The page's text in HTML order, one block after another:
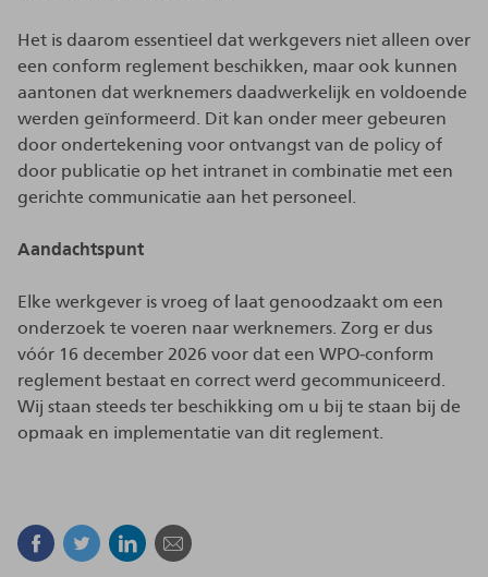
Het is daarom essentieel dat werkgevers niet alleen over
een conform reglement beschikken, maar ook kunnen
aantonen dat werknemers daadwerkelijk en voldoende
werden geïnformeerd. Dit kan onder meer gebeuren
door ondertekening voor ontvangst van de policy of
door publicatie op het intranet in combinatie met een
gerichte communicatie aan het personeel.
Aandachtspunt
Elke werkgever is vroeg of laat genoodzaakt om een
onderzoek te voeren naar werknemers. Zorg er dus
vóór 16 december 2026 voor dat een WPO‑conform
reglement bestaat en correct werd gecommuniceerd.
Wij staan steeds ter beschikking om u bij te staan bij de
opmaak en implementatie van dit reglement.
Facebook
TwitterLinkedinE-mail